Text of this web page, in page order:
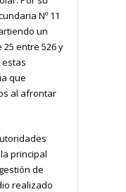
Nº 11
un
entre 526 y
estas
que
al afrontar
principal
de
realizado